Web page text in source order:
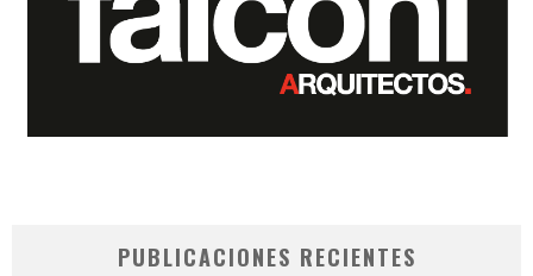
PUBLICACIONES RECIENTES